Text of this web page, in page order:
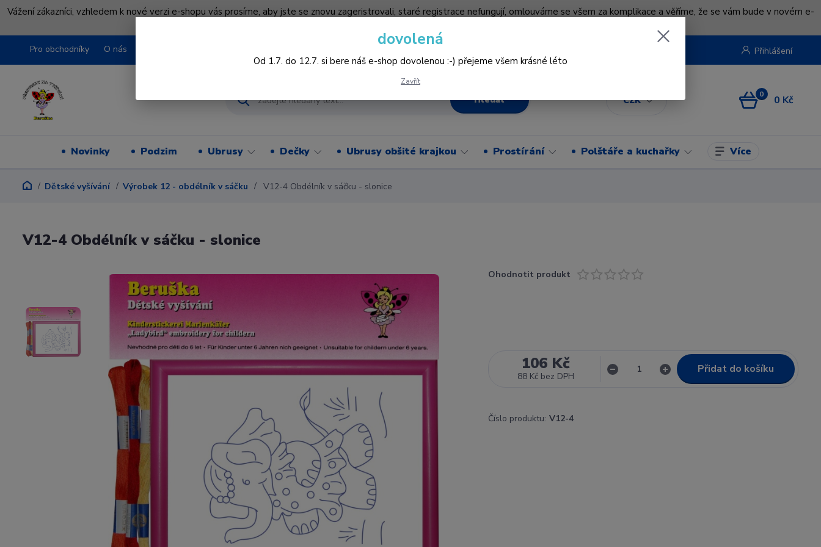
Vážení zákazníci, vzhledem k nové verzi e-shopu vás prosíme, aby jste se znovu zageristrovali, staré registrace nefungují, omlouváme se všem za komplikace a věříme, že se vám bude v novém e-
Pro obchodníky O nás
CZK
Přihlášení
Hledat 0 0 Kč
Novinky Podzim Ubrusy Dečky Ubrusy obšité krajkou Prostírání Polštáře a kuchařky Více
Dětské vyšívání Výrobek 12 - obdélník v sáčku V12-4 Obdélník v sáčku - slonice
V12-4 Obdélník v sáčku - slonice
Ohodnotit produkt
106 Kč
88 Kč bez DPH
Přidat do košíku
Číslo produktu: V12-4
dovolená
Od 1.7. do 12.7. si bere náš e-shop dovolenou :-) přejeme všem krásné léto
Zavřít